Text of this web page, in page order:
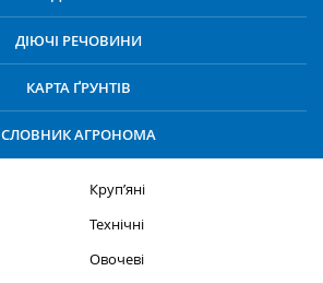
ДІЮЧІ РЕЧОВИНИ
КАРТА ҐРУНТІВ
СЛОВНИК АГРОНОМА
Круп’яні
Технічні
Овочеві